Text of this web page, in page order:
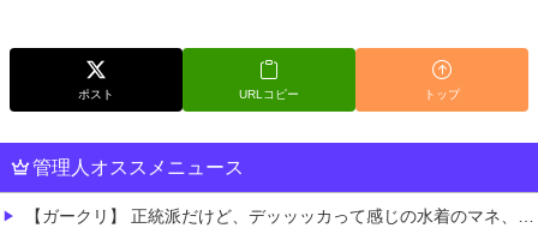
ポスト URLコピー トップ
管理人オススメニュース
【ガークリ】 正統派だけど、デッッッカって感じの水着のマネ、ラファエ口、セッシュウへの反応！！！